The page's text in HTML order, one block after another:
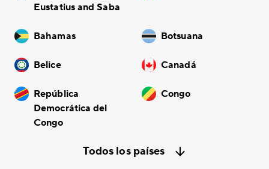
Eustatius and Saba
Bahamas Botsuana
Belice Canadá
República
Democrática del
Congo
Congo
Todos los países